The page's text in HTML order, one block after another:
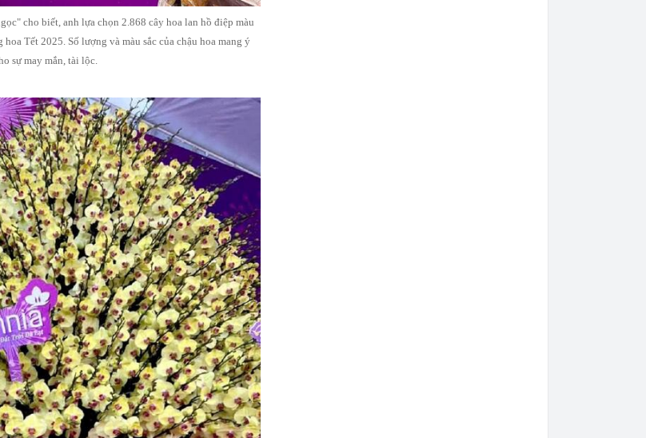
cho biết, anh lựa chọn 2.868 cây hoa lan hồ điệp màu
Tết 2025. Số lượng và màu sắc của chậu hoa mang ý
sự may mắn, tài lộc.